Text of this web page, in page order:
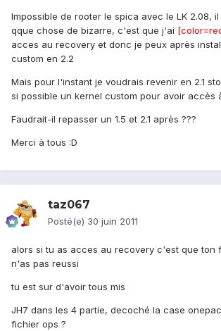
Impossible de rooter le spica avec le LK 2.08,
qque chose de bizarre, c'est que j'ai
acces au recovery et donc je peux après
custom en 2.2
Mais pour l'instant je voudrais revenir en 2.1
si possible un kernel custom pour avoir accès
Faudrait-il repasser un 1.5 et 2.1 après ???
Merci à tous :D
taz067
Posté(e) 30 juin 2011
alors si tu as acces au recovery c'est que ton
n'as pas reussi
tu est sur d'avoir tous mis
JH7 dans les 4 partie, decoché la case
fichier ops ?